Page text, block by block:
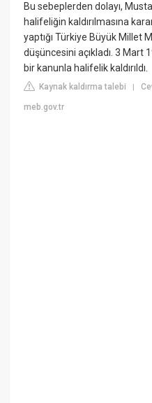
Bu sebeplerden dolayı,
halifeliğin kaldırılmasına
yaptığı Türkiye Büyük Millet
düşüncesini açıkladı. 3 Mart
bir kanunla halifelik kaldırıldı.
Kaynak kaldırma talebi |
meb.gov.tr